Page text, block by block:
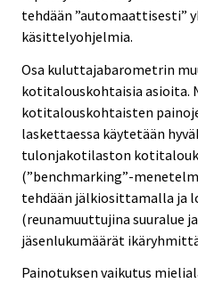
tehdään ”automaattisesti”
käsittelyohjelmia.
Osa kuluttajabarometrin
kotitalouskohtaisia asioita.
kotitalouskohtaisten
laskettaessa käytetään
tulonjakotilaston
(”benchmarking”-
tehdään jälkiosittamalla ja
(reunamuuttujina suuralue
jäsenlukumäärät
Painotuksen vaikutus